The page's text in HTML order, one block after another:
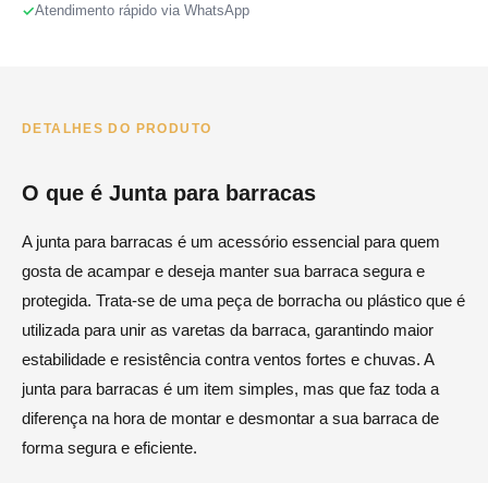
Atendimento rápido via WhatsApp
DETALHES DO PRODUTO
O que é Junta para barracas
A junta para barracas é um acessório essencial para quem
gosta de acampar e deseja manter sua barraca segura e
protegida. Trata-se de uma peça de borracha ou plástico que é
utilizada para unir as varetas da barraca, garantindo maior
estabilidade e resistência contra ventos fortes e chuvas. A
junta para barracas é um item simples, mas que faz toda a
diferença na hora de montar e desmontar a sua barraca de
forma segura e eficiente.